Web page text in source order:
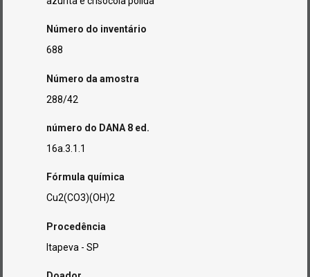
Número do inventário
688
Número da amostra
288/42
número do DANA 8 ed.
16a.3.1.1
Fórmula química
Cu2(CO3)(OH)2
Procedência
Itapeva - SP